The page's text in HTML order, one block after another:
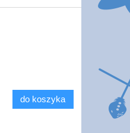
do koszyka